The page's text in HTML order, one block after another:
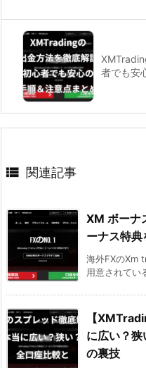
者でも安
 関連記事
XM ボーナ
ーナス特典
海外FXのXm
用意されてい
【
に広い？
の裏技